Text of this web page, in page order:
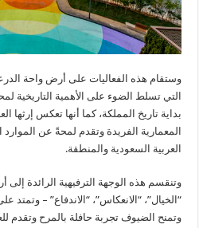
وستقام هذه الفعاليات على أرض واحة
التي تسلط الضوء على الأهمية التاريخية
بداية تاريخ المملكة، كما أنها تعكس إرثها
المعمارية الفريدة وتقدم لمحةً عن الموارد
العربية السعودية والمنطقة.
وتنقسم هذه الوجهة الترفيهية الرائدة إلى
وتمنح الضيوف تجربة حافلة بالمرح وتقدم